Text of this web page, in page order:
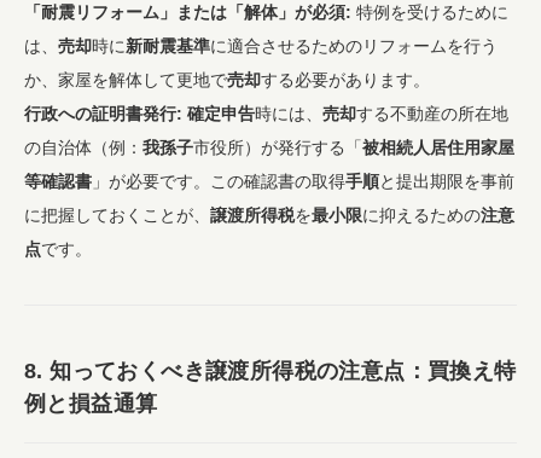
「耐震リフォーム」または「解体」が必須: 特例を受けるために
は、 売却時に新耐震基準に適合させるためのリフォームを行う
か、家屋を解体して更地で売却する必要があります。
行政への証明書発行: 確定申告時には、 売却する不動産の所在地
の自治体（例： 我孫子市役所）が発行する「被相続人居住用家屋
等確認書 」が必要です。この確認書の取得手順と提出期限を事前
に把握しておくことが、 譲渡所得税を最小限に抑えるための注意
点です。
8. 知っておくべき譲渡所得税の注意点 ： 買換え特
例 と 損益通算